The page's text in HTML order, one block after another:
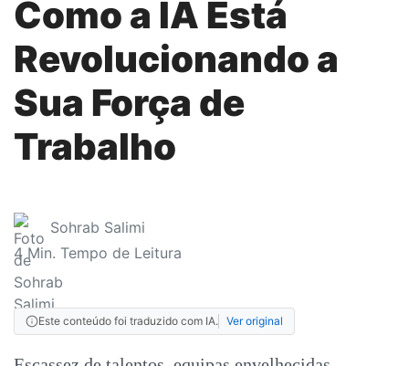
Como a IA Está
Revolucionando a
Sua Força de
Trabalho
Sohrab Salimi
4Min. Tempo de Leitura
Este conteúdo foi traduzido com IA. Ver original